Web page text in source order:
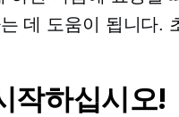
데 도움이 됩니다.
작하십시오!